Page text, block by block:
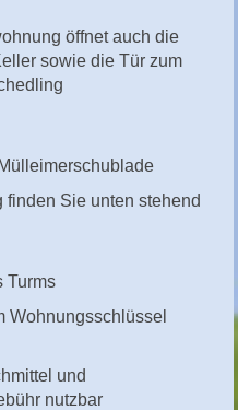
öffnet auch die
sowie die Tür zum
Sie unten stehend
Turms
Wohnungsschlüssel
und
nutzbar